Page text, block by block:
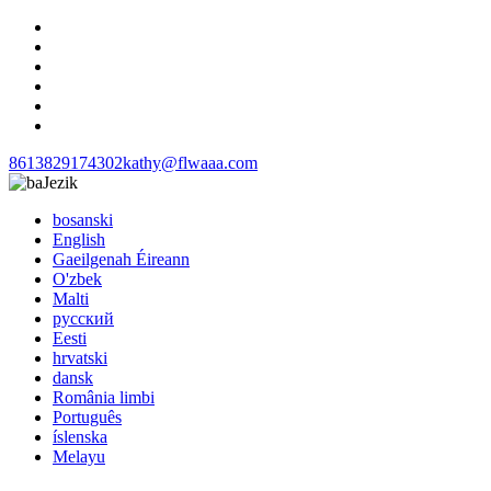
8613829174302kathy@flwaaa.com
Jezik
bosanski
English
Gaeilgenah Éireann
O'zbek
Malti
русский
Eesti
hrvatski
dansk
România limbi
Português
íslenska
Melayu